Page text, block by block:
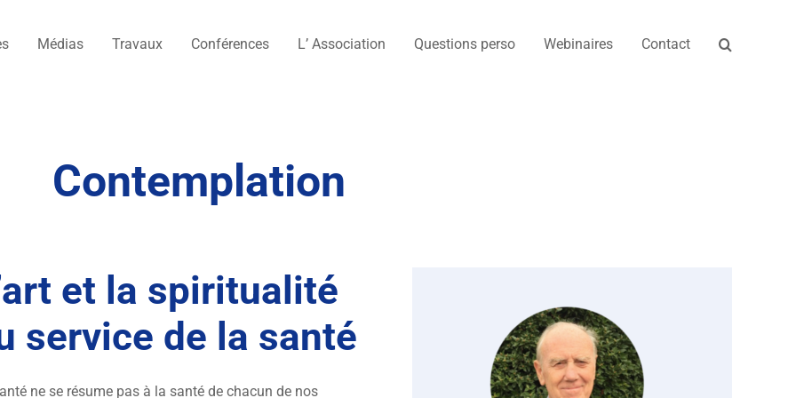
Médias Travaux Conférences L’ Association Questions perso Webinaires Contact
Contemplation
et la spiritualité
service de la santé
ne se résume pas à la santé de chacun de nos